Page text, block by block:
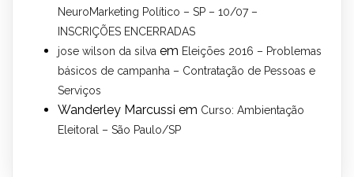
NeuroMarketing Político – SP – 10/07 –
INSCRIÇÕES ENCERRADAS
jose wilson da silva em Eleições 2016 – Problemas
básicos de campanha – Contratação de Pessoas e
Serviços
Wanderley Marcussi em Curso: Ambientação
Eleitoral – São Paulo/SP